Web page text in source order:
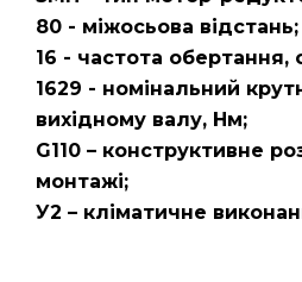
80 - міжосьова відстань;
16 - частота обертання,
1629 - номінальний
вихідному валу, Нм;
G110 – конструктивне
монтажі;
У2 – кліматичне